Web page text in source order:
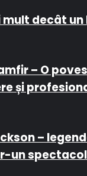
mult decât
– O
și
–
un